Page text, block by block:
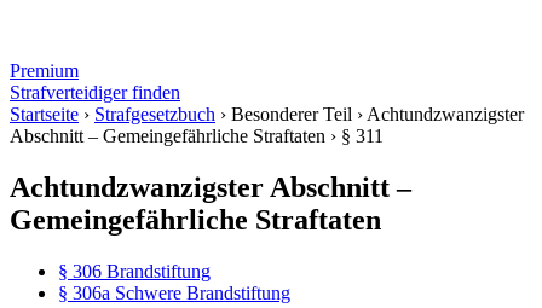
Premium
Strafverteidiger finden
Startseite › Strafgesetzbuch › Besonderer Teil › Achtundzwanzigster
Abschnitt – Gemeingefährliche Straftaten › § 311
Achtundzwanzigster Abschnitt –
Gemeingefährliche Straftaten
§ 306 Brandstiftung
§ 306a Schwere Brandstiftung